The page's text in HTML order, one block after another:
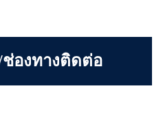
องทางติดต่อ